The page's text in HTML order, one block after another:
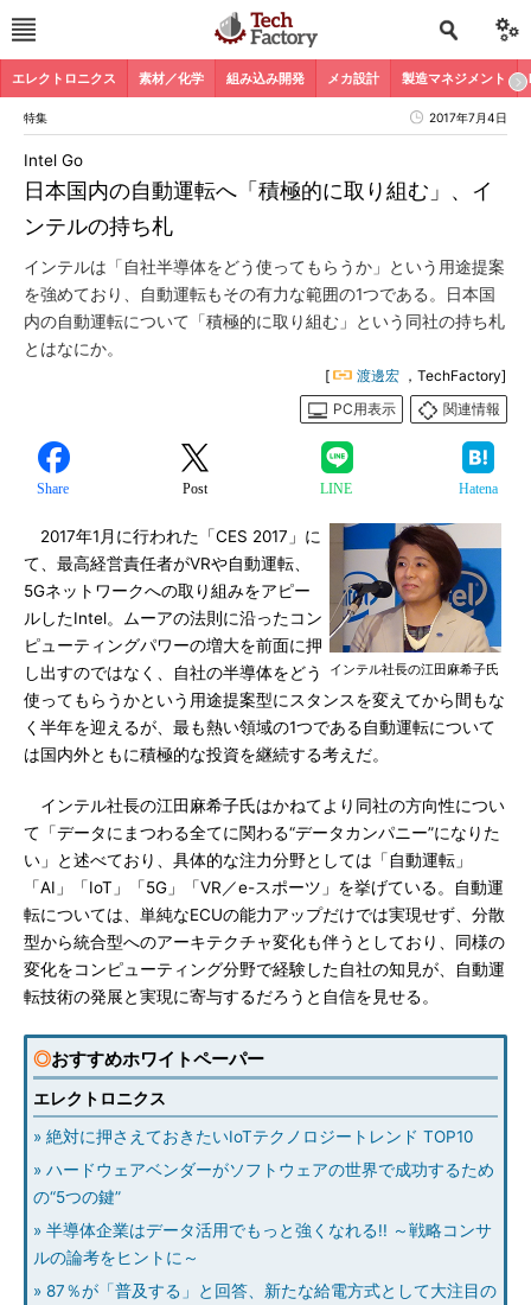
エレクトロニクス 素材／化学 組み込み開発 メカ設計 製造マネジメント
特集 2017年7月4日
日本国内の自動運転へ「積極的に取り組む」、イ
ンテルの持ち札
Intel Go
インテルは「自社半導体をどう使ってもらうか」という用途提案
を強めており、自動運転もその有力な範囲の1つである。日本国
内の自動運転について「積極的に取り組む」という同社の持ち札
とはなにか。
[ 渡邊宏 ，TechFactory]
PC用表示
関連情報
Share Post LINE Hatena
インテル社長の江田麻希子氏
2017年1月に行われた「CES 2017」に
て、最高経営責任者がVRや自動運転、
5Gネットワークへの取り組みをアピー
ルしたIntel。ムーアの法則に沿ったコン
ピューティングパワーの増大を前面に押
し出すのではなく、自社の半導体をどう
使ってもらうかという用途提案型にスタンスを変えてから間もな
く半年を迎えるが、最も熱い領域の1つである自動運転について
は国内外ともに積極的な投資を継続する考えだ。
インテル社長の江田麻希子氏はかねてより同社の方向性につい
て「データにまつわる全てに関わる“データカンパニー”になりた
い」と述べており、具体的な注力分野としては「自動運転」
「AI」「IoT」「5G」「VR／e-スポーツ」を挙げている。自動運
転については、単純なECUの能力アップだけでは実現せず、分散
型から統合型へのアーキテクチャ変化も伴うとしており、同様の
変化をコンピューティング分野で経験した自社の知見が、自動運
転技術の発展と実現に寄与するだろうと自信を見せる。
◎おすすめホワイトペーパー
エレクトロニクス
» 絶対に押さえておきたいIoTテクノロジートレンド TOP10
» ハードウェアベンダーがソフトウェアの世界で成功するため
の“5つの鍵”
» 半導体企業はデータ活用でもっと強くなれる!! ～戦略コンサ
ルの論考をヒントに～
» 87％が「普及する」と回答、新たな給電方式として大注目の